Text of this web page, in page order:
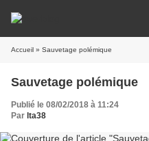
Accueil » Sauvetage polémique
Sauvetage polémique
Publié le 08/02/2018 à 11:24
Par lta38